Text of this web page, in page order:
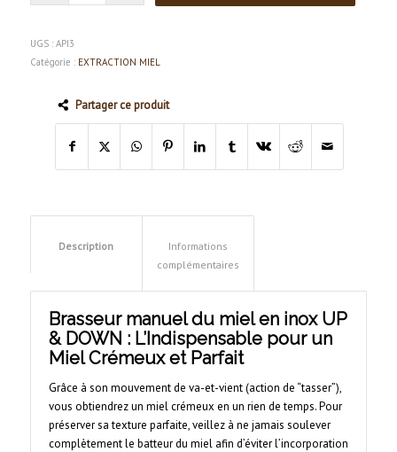
UGS : API3
Catégorie : EXTRACTION MIEL
Partager ce produit
Description
Informations
complémentaires
Brasseur manuel du miel en inox UP
& DOWN : L’Indispensable pour un
Miel Crémeux et Parfait
Grâce à son mouvement de va-et-vient (action de “tasser”),
vous obtiendrez un miel crémeux en un rien de temps. Pour
préserver sa texture parfaite, veillez à ne jamais soulever
complètement le batteur du miel afin d’éviter l’incorporation